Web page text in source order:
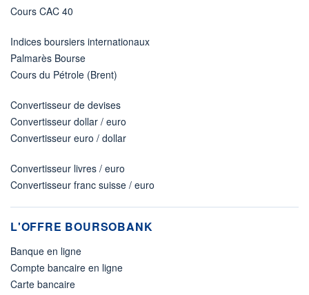
Cours CAC 40
Indices boursiers internationaux
Palmarès Bourse
Cours du Pétrole (Brent)
Convertisseur de devises
Convertisseur dollar / euro
Convertisseur euro / dollar
Convertisseur livres / euro
Convertisseur franc suisse / euro
L'OFFRE BOURSOBANK
Banque en ligne
Compte bancaire en ligne
Carte bancaire